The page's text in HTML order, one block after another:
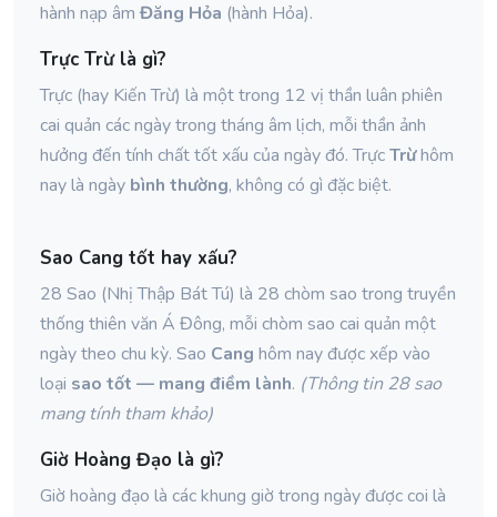
hành nạp âm Đăng Hỏa (hành Hỏa).
Trực Trừ là gì?
Trực (hay Kiến Trừ) là một trong 12 vị thần luân phiên
cai quản các ngày trong tháng âm lịch, mỗi thần ảnh
hưởng đến tính chất tốt xấu của ngày đó. TrựcTrừhôm
nay là ngày bình thường, không có gì đặc biệt.
Sao Cang tốt hay xấu?
28 Sao (Nhị Thập Bát Tú) là 28 chòm sao trong truyền
thống thiên văn Á Đông, mỗi chòm sao cai quản một
ngày theo chu kỳ. Sao Cang hôm nay được xếp vào
loại sao tốt — mang điềm lành. (Thông tin 28 sao
mang tính tham khảo)
Giờ Hoàng Đạo là gì?
Giờ hoàng đạo là các khung giờ trong ngày được coi là